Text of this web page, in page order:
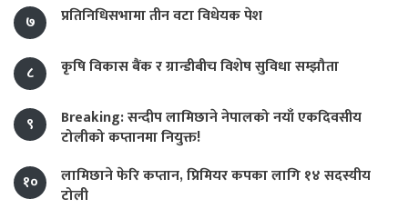
७ प्रतिनिधिसभामा तीन वटा विधेयक पेश
८ कृषि विकास बैंक र ग्रान्डीबीच विशेष सुविधा सम्झौता
९
Breaking: सन्दीप लामिछाने नेपालको नयाँ एकदिवसीय
टोलीको कप्तानमा नियुक्त!
१०
लामिछाने फेरि कप्तान, प्रिमियर कपका लागि १४ सदस्यीय
टोली